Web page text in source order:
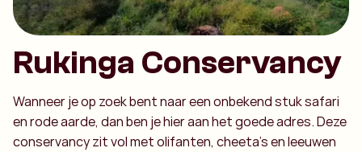
Rukinga Conservancy
Wanneer je op zoek bent naar een onbekend stuk safari
en rode aarde, dan ben je hier aan het goede adres. Deze
conservancy zit vol met olifanten, cheeta's en leeuwen